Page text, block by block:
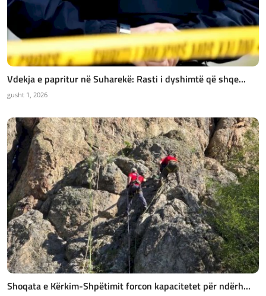
Vdekja e papritur në Suharekë: Rasti i dyshimtë që shqe...
gusht 1, 2026
Shoqata e Kërkim-Shpëtimit forcon kapacitetet për ndërh...